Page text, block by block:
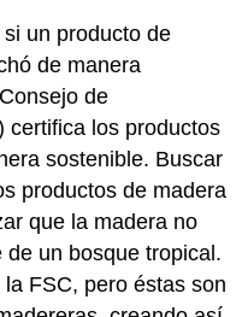
un producto de
de manera
de
certifica los productos
sostenible. Buscar
productos de madera
que la madera no
un bosque tropical.
FSC, pero éstas son